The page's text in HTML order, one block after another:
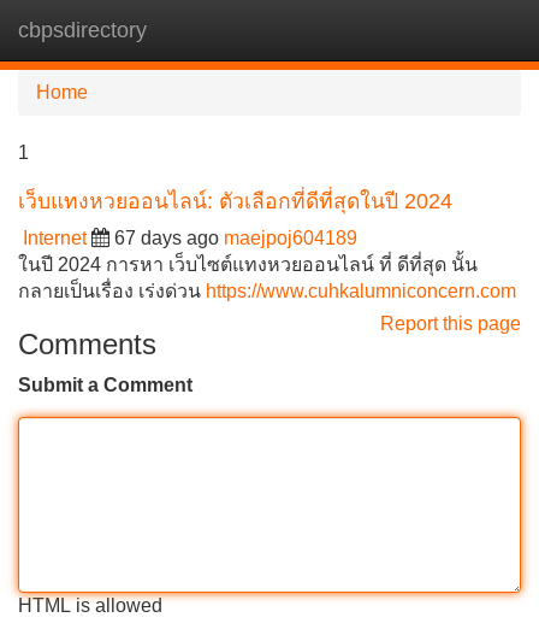
cbpsdirectory
Home
1
เว็บแทงหวยออนไลน์: ตัวเลือกที่ดีที่สุดในปี 2024
Internet 67 days ago maejpoj604189
ในปี 2024 การหา เว็บไซต์แทงหวยออนไลน์ ที่ ดีที่สุด นั้น
กลายเป็นเรื่อง เร่งด่วน https://www.cuhkalumniconcern.com
Report this page
Comments
Submit a Comment
HTML is allowed